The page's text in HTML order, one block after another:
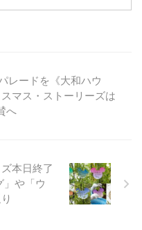
レードを《大和ハウ
マス・ストーリーズは
へ
本日終了
」や「ウ